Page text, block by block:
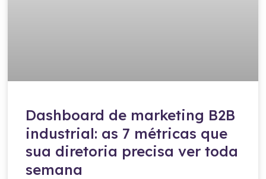
Dashboard de marketing B2B
industrial: as 7 métricas que
sua diretoria precisa ver toda
semana